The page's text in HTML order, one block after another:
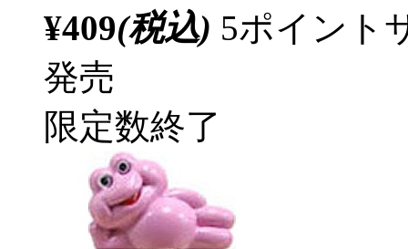
¥409(税込) 5ポイント
発売
限定数終了